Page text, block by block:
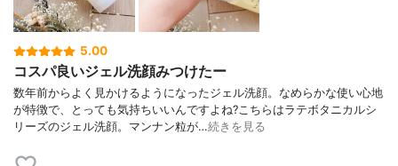
5.00
コスパ良いジェル洗顔みつけたー
数年前からよく見かけるようになったジェル洗顔。なめらかな使い心地
が特徴で、とっても気持ちいいんですよね?こちらはラテボタニカルシ
リーズのジェル洗顔。マンナン粒が…続きを見る